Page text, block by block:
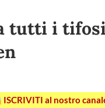
tutti i
ISCRIVITI al nostro